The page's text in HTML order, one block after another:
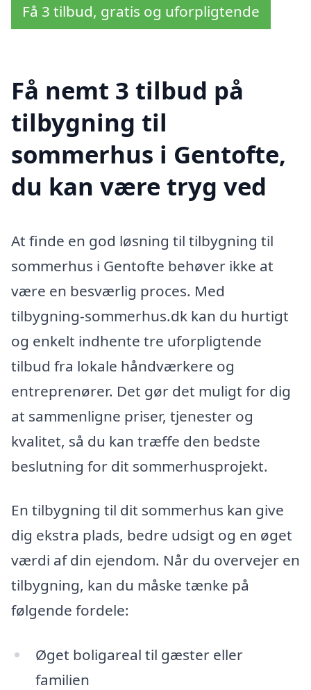
Få 3 tilbud, gratis og uforpligtende
Få nemt 3 tilbud på
tilbygning til
sommerhus i Gentofte,
du kan være tryg ved
At finde en god løsning til tilbygning til
sommerhus i Gentofte behøver ikke at
være en besværlig proces. Med
tilbygning-sommerhus.dk kan du hurtigt
og enkelt indhente tre uforpligtende
tilbud fra lokale håndværkere og
entreprenører. Det gør det muligt for dig
at sammenligne priser, tjenester og
kvalitet, så du kan træffe den bedste
beslutning for dit sommerhusprojekt.
En tilbygning til dit sommerhus kan give
dig ekstra plads, bedre udsigt og en øget
værdi af din ejendom. Når du overvejer en
tilbygning, kan du måske tænke på
følgende fordele:
Øget boligareal til gæster eller
familien